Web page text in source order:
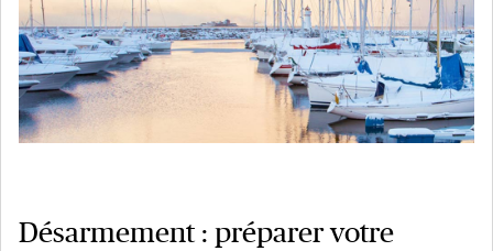
Désarmement : préparer votre